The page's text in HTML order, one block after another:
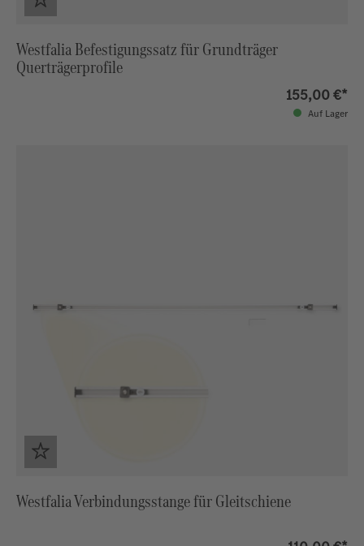
Westfalia Befestigungssatz für Grundträger
Querträgerprofile
155,00 €*
Auf Lager
Westfalia Verbindungsstange für Gleitschiene